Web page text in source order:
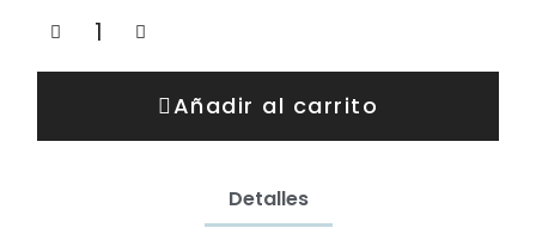
Añadir al carrito
Detalles